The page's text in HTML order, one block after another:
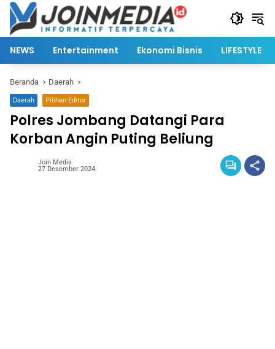
Langsung
konten
NEWS Entertainment Ekonomi Bisnis LIFESTYLE
Beranda Daerah
Daerah Pilihan Editor
Polres Jombang Datangi Para
Korban Angin Puting Beliung
Join Media
27 Desember 2024